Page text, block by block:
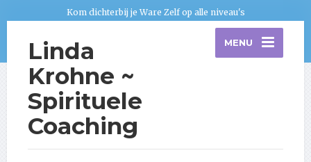
Kom dichterbij je Ware Zelf op alle niveau's
Linda
Krohne ~
Spirituele
Coaching
MENU